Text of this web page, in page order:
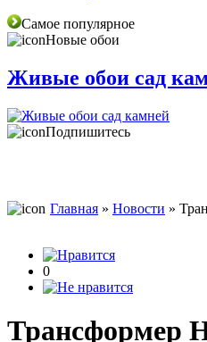
Самое популярное
Новые обои
Живые обои сад
Подпишитесь
Главная » Новости »
0
Трансформер